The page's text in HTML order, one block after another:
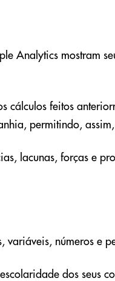
Analytics mostram
cálculos feitos
permitindo,
lacunas, forças e
números e
dos seus